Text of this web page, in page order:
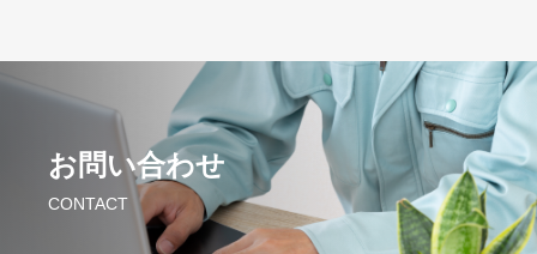
お問い合わせ
CONTACT